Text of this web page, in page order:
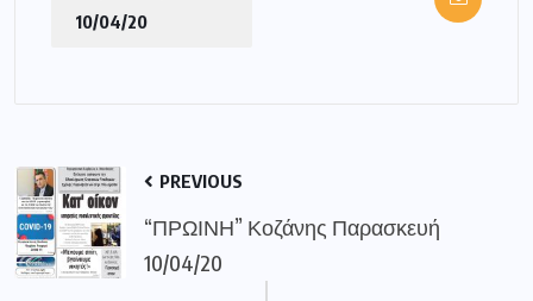
10/04/20
PREVIOUS
“ΠΡΩΙΝΗ” Κοζάνης Παρασκευή
10/04/20